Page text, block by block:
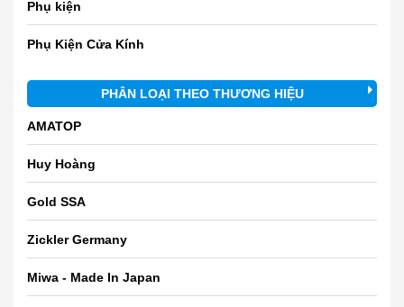
Phụ kiện
Phụ Kiện Cửa Kính
PHÂN LOẠI THEO THƯƠNG HIỆU
AMATOP
Huy Hoàng
Gold SSA
Zickler Germany
Miwa - Made In Japan